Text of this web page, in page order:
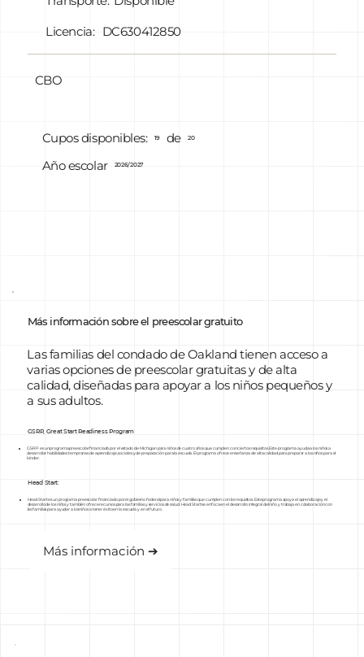
Licencia: DC630412850
CBO
Cupos disponibles: 19 de 20
Año escolar 2026/2027
Más información sobre el preescolar gratuito
Las familias del condado de Oakland tienen acceso a
varias opciones de preescolar gratuitas y de alta
calidad, diseñadas para apoyar a los niños pequeños y
a sus adultos.
GSRP, Great Start Readiness Program
GSRP es un programa preescolar financiado por el estado de Michigan para niños de cuatro años que cumplen con ciertos requisitos. Este programa ayuda a los niños a
desarrollar habilidades tempranas de aprendizaje, sociales y de preparación para la escuela. El programa ofrece enseñanza de alta calidad para preparar a los niños para el
kínder.
Head Start:
Head Start es un programa preescolar financiado por el gobierno federal para niños y familias que cumplen con los requisitos. Este programa apoya el aprendizaje y el
desarrollo de los niños y también ofrece recursos para las familias y servicios de salud. Head Start se enfoca en el desarrollo integral del niño y trabaja en colaboración con
las familias para ayudar a los niños a tener éxito en la escuela y en el futuro.
Más información ➔